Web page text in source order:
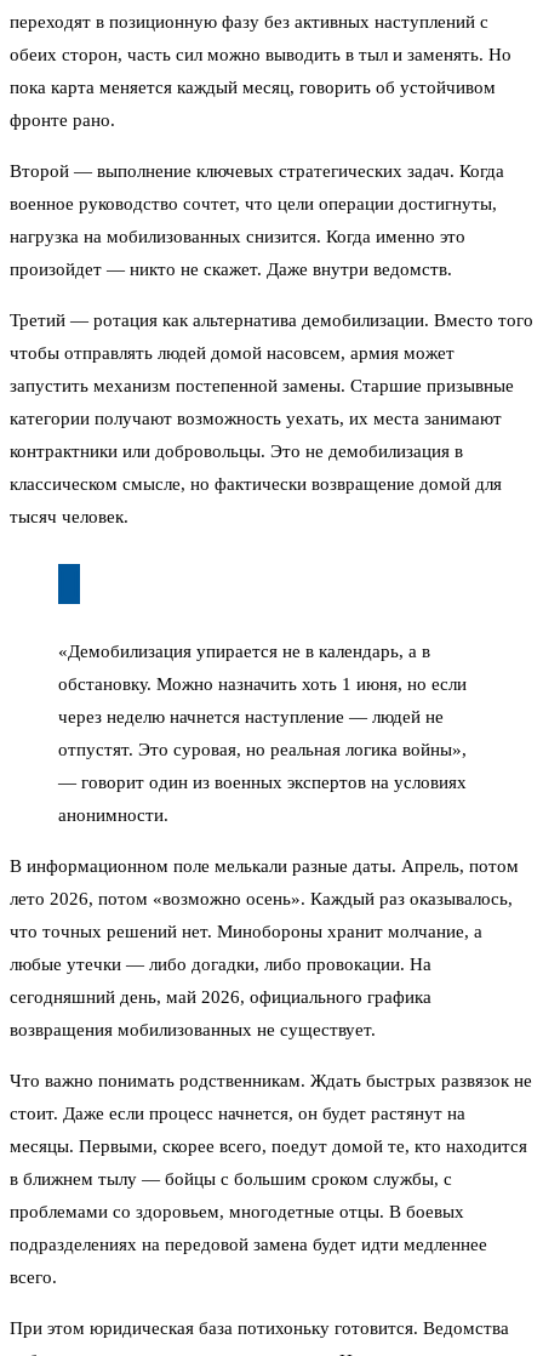
переходят в позиционную фазу без активных наступлений с
обеих сторон, часть сил можно выводить в тыл и заменять. Но
пока карта меняется каждый месяц, говорить об устойчивом
фронте рано.
Второй — выполнение ключевых стратегических задач. Когда
военное руководство сочтет, что цели операции достигнуты,
нагрузка на мобилизованных снизится. Когда именно это
произойдет — никто не скажет. Даже внутри ведомств.
Третий — ротация как альтернатива демобилизации. Вместо того
чтобы отправлять людей домой насовсем, армия может
запустить механизм постепенной замены. Старшие призывные
категории получают возможность уехать, их места занимают
контрактники или добровольцы. Это не демобилизация в
классическом смысле, но фактически возвращение домой для
тысяч человек.
«Демобилизация упирается не в календарь, а в
обстановку. Можно назначить хоть 1 июня, но если
через неделю начнется наступление — людей не
отпустят. Это суровая, но реальная логика войны»,
— говорит один из военных экспертов на условиях
анонимности.
В информационном поле мелькали разные даты. Апрель, потом
лето 2026, потом «возможно осень». Каждый раз оказывалось,
что точных решений нет. Минобороны хранит молчание, а
любые утечки — либо догадки, либо провокации. На
сегодняшний день, май 2026, официального графика
возвращения мобилизованных не существует.
Что важно понимать родственникам. Ждать быстрых развязок не
стоит. Даже если процесс начнется, он будет растянут на
месяцы. Первыми, скорее всего, поедут домой те, кто находится
в ближнем тылу — бойцы с большим сроком службы, с
проблемами со здоровьем, многодетные отцы. В боевых
подразделениях на передовой замена будет идти медленнее
всего.
При этом юридическая база потихоньку готовится. Ведомства